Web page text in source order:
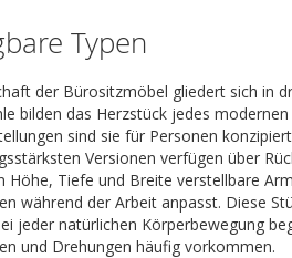
Typen
der Bürositzmöbel gliedert sich in
bilden das Herzstück jedes
sind sie für Personen
Versionen verfügen über
Höhe, Tiefe und Breite verstellbare
während der Arbeit anpasst. Diese
jeder natürlichen Körperbewegung
und Drehungen häufig vorkommen.